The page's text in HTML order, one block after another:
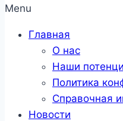
Menu
Главная
О нас
Наши
Политика
Справочная
Новости